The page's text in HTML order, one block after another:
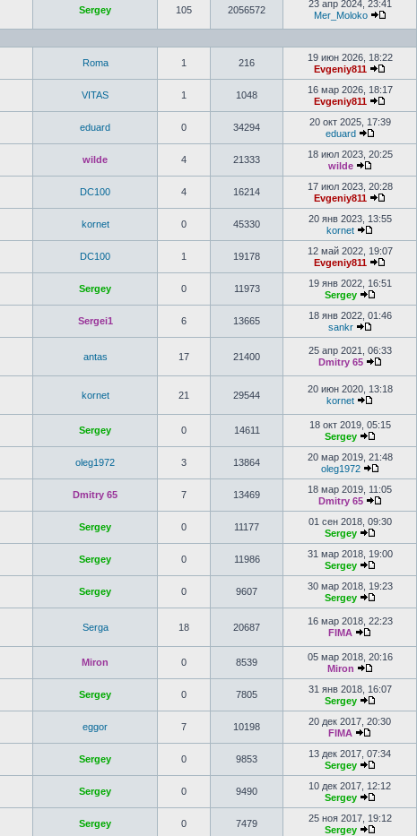
Sergey 105 2056572
23 апр 2024, 23:41
Mer_Moloko
Roma 1 216
19 июн 2026, 18:22
Evgeniy811
VITAS 1 1048
16 мар 2026, 18:17
Evgeniy811
eduard 0 34294
20 окт 2025, 17:39
eduard
wilde 4 21333
18 июл 2023, 20:25
wilde
DC100 4 16214
17 июл 2023, 20:28
Evgeniy811
kornet 0 45330
20 янв 2023, 13:55
kornet
DC100 1 19178
12 май 2022, 19:07
Evgeniy811
Sergey 0 11973
19 янв 2022, 16:51
Sergey
Sergei1 6 13665
18 янв 2022, 01:46
sankr
antas 17 21400
25 апр 2021, 06:33
Dmitry 65
kornet 21 29544
20 июн 2020, 13:18
kornet
Sergey 0 14611
18 окт 2019, 05:15
Sergey
oleg1972 3 13864
20 мар 2019, 21:48
oleg1972
Dmitry 65 7 13469
18 мар 2019, 11:05
Dmitry 65
Sergey 0 11177
01 сен 2018, 09:30
Sergey
Sergey 0 11986
31 мар 2018, 19:00
Sergey
Sergey 0 9607
30 мар 2018, 19:23
Sergey
Serga 18 20687
16 мар 2018, 22:23
FIMA
Miron 0 8539
05 мар 2018, 20:16
Miron
Sergey 0 7805
31 янв 2018, 16:07
Sergey
eggor 7 10198
20 дек 2017, 20:30
FIMA
Sergey 0 9853
13 дек 2017, 07:34
Sergey
Sergey 0 9490
10 дек 2017, 12:12
Sergey
Sergey 0 7479
25 ноя 2017, 19:12
Sergey